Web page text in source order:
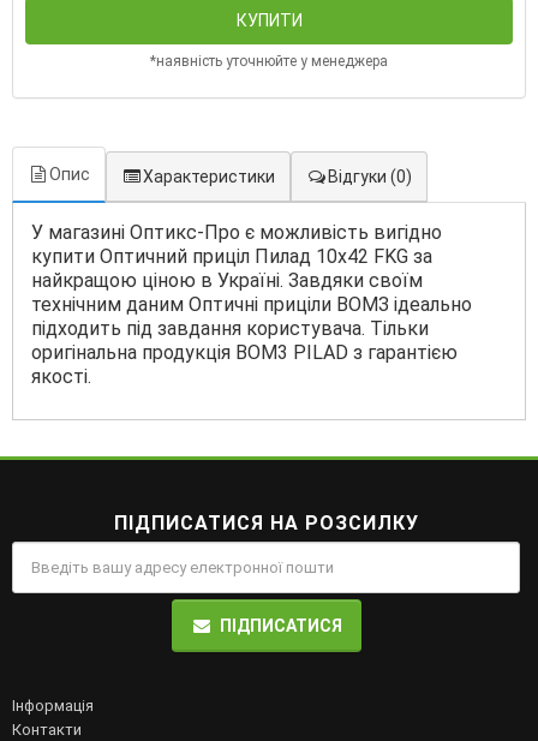
КУПИТИ
*наявність уточнюйте у менеджера
Опис Характеристики Відгуки (0)
У магазині Оптикс-Про є можливість вигідно
купити Оптичний приціл Пилад 10х42 FKG за
найкращою ціною в Україні. Завдяки своїм
технічним даним Оптичні приціли ВОМЗ ідеально
підходить під завдання користувача. Тільки
оригінальна продукція ВОМ3 PILAD з гарантією
якості.
ПІДПИСАТИСЯ НА РОЗСИЛКУ
ПІДПИСАТИСЯ
Інформація
Контакти